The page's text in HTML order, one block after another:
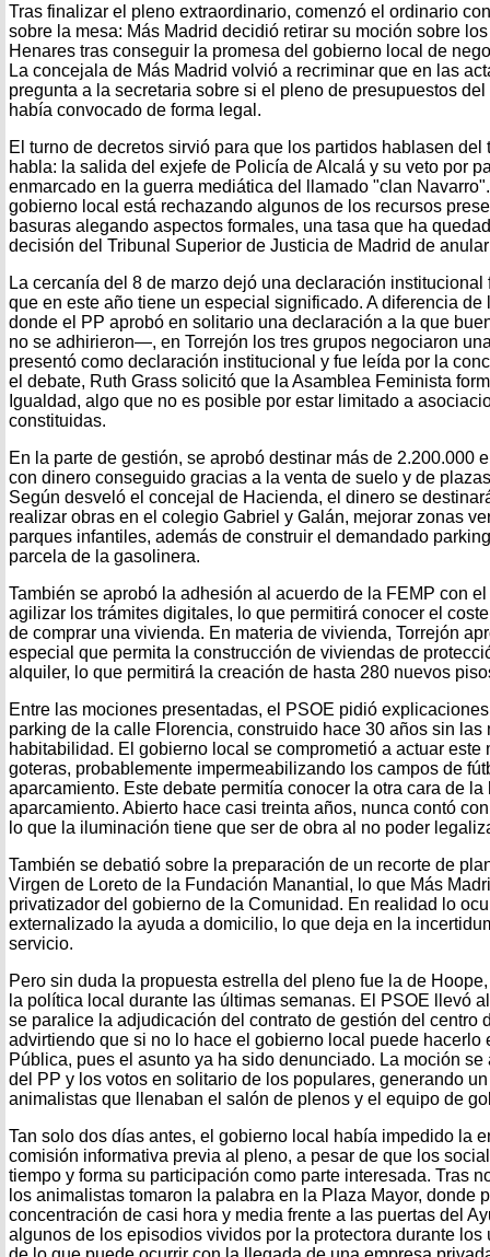
Tras finalizar el pleno extraordinario, comenzó el ordinario
sobre la mesa: Más Madrid decidió retirar su moción sobre
Henares tras conseguir la promesa del gobierno local de
La concejala de Más Madrid volvió a recriminar que en las
pregunta a la secretaria sobre si el pleno de presupuestos
había convocado de forma legal.
El turno de decretos sirvió para que los partidos hablasen
habla: la salida del exjefe de Policía de Alcalá y su veto por
enmarcado en la guerra mediática del llamado "clan
gobierno local está rechazando algunos de los recursos
basuras alegando aspectos formales, una tasa que ha
decisión del Tribunal Superior de Justicia de Madrid de
La cercanía del 8 de marzo dejó una declaración institucional
que en este año tiene un especial significado. A diferencia
donde el PP aprobó en solitario una declaración a la que
no se adhirieron—, en Torrejón los tres grupos negociaron
presentó como declaración institucional y fue leída por la
el debate, Ruth Grass solicitó que la Asamblea Feminista
Igualdad, algo que no es posible por estar limitado a
constituidas.
En la parte de gestión, se aprobó destinar más de 2.200.000
con dinero conseguido gracias a la venta de suelo y de
Según desveló el concejal de Hacienda, el dinero se
realizar obras en el colegio Gabriel y Galán, mejorar zonas
parques infantiles, además de construir el demandado
parcela de la gasolinera.
También se aprobó la adhesión al acuerdo de la FEMP con
agilizar los trámites digitales, lo que permitirá conocer el
de comprar una vivienda. En materia de vivienda, Torrejón
especial que permita la construcción de viviendas de
alquiler, lo que permitirá la creación de hasta 280 nuevos
Entre las mociones presentadas, el PSOE pidió
parking de la calle Florencia, construido hace 30 años sin las
habitabilidad. El gobierno local se comprometió a actuar este
goteras, probablemente impermeabilizando los campos de
aparcamiento. Este debate permitía conocer la otra cara de la
aparcamiento. Abierto hace casi treinta años, nunca contó
lo que la iluminación tiene que ser de obra al no poder
También se debatió sobre la preparación de un recorte de
Virgen de Loreto de la Fundación Manantial, lo que Más
privatizador del gobierno de la Comunidad. En realidad lo
externalizado la ayuda a domicilio, lo que deja en la
servicio.
Pero sin duda la propuesta estrella del pleno fue la de
la política local durante las últimas semanas. El PSOE llevó
se paralice la adjudicación del contrato de gestión del centro
advirtiendo que si no lo hace el gobierno local puede hacerlo
Pública, pues el asunto ya ha sido denunciado. La moción
del PP y los votos en solitario de los populares, generando
animalistas que llenaban el salón de plenos y el equipo de
Tan solo dos días antes, el gobierno local había impedido la
comisión informativa previa al pleno, a pesar de que los
tiempo y forma su participación como parte interesada. Tras
los animalistas tomaron la palabra en la Plaza Mayor, donde
concentración de casi hora y media frente a las puertas del
algunos de los episodios vividos por la protectora durante los